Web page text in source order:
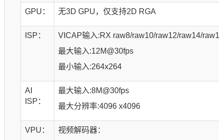
GPU： 无3D GPU，仅支持2D RGA
ISP：
VICAP输入:RX raw8/raw10/raw12/raw14/
最大输入:12M@30fps
最小输入:264x264
AI
ISP：
最大输入:8M@30fps
最大分辨率:4096 x4096
VPU：
视频解码器：